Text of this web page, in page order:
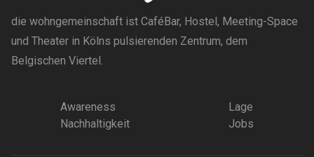
die wohngemeinschaft ist CaféBar, Hostel, Meeting-Space
und Theater in Kölns pulsierenden Zentrum, dem
Belgischen Viertel.
Awareness
Nachhaltigkeit
Lage
Jobs